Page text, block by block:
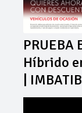
PRUEBA
Híbrido
|